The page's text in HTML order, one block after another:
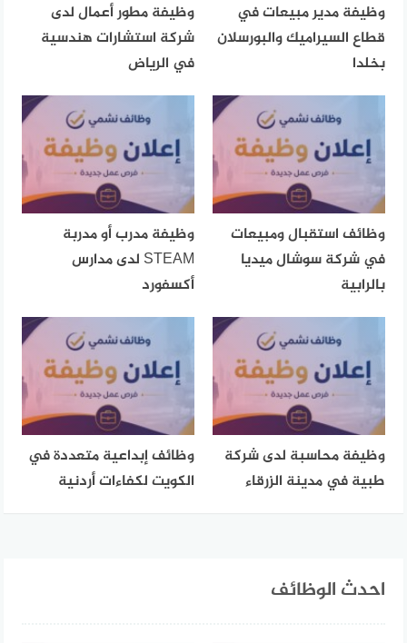
وظيفة مدير مبيعات في
قطاع السيراميك والبورسلان
بخلدا
وظيفة مطور أعمال لدى
شركة استشارات هندسية
في الرياض
وظائف استقبال ومبيعات
في شركة سوشال ميديا
بالرابية
وظيفة مدرب أو مدربة
STEAM لدى مدارس
أكسفورد
وظيفة محاسبة لدى شركة
طبية في مدينة الزرقاء
وظائف إبداعية متعددة في
الكويت لكفاءات أردنية
احدث الوظائف